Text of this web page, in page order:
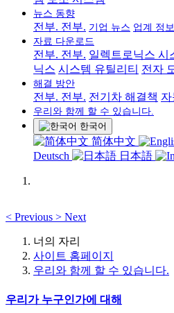
뉴스 동향
전부. 전부. 기업 뉴스 업계 정보
자료 다운로드
전부. 전부. 일렉트로닉스 시
닉스 시스템 유틸리티 전자
해결 방안
전부. 전부. 전기차 해결책
우리와 함께 할 수 있습니다.
한국어
简体中文
Deutsch
日本語
< Previous > Next
너의 자리
사이트 홈페이지
우리와 함께 할 수 있습니다.
우리가 누구인가에 대해